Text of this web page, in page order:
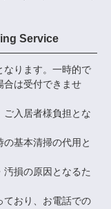
Service
なります。一時的で
合は受付できませ
ご入居者様負担とな
の基本清掃の代用と
汚損の原因となるた
ており、お電話での